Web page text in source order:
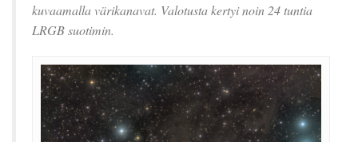
kuvaamalla värikanavat. Valotusta kertyi noin 24 tuntia
LRGB suotimin.